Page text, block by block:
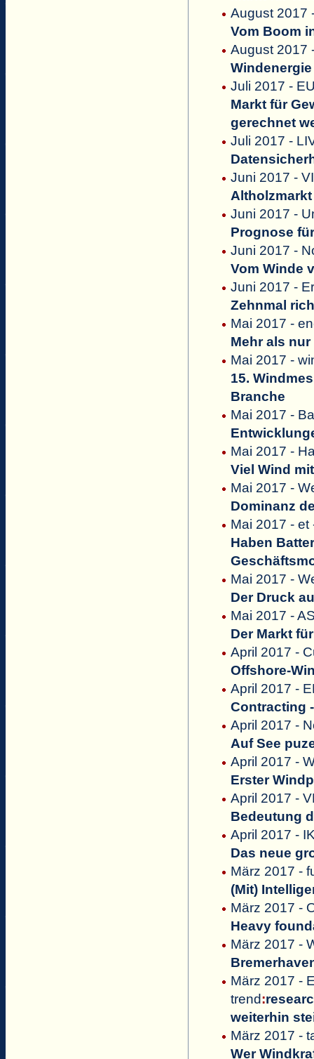
August 2017
Vom Boom
August 2017
Juli 2017 -
Markt für
gerechnet
Juli 2017 -
Juni 2017 -
Juni 2017 -
Prognose
Juni 2017 -
Vom Winde
Juni 2017 -
Zehnmal
Mai 2017 -
Mehr als
Mai 2017 -
15.
Branche
Mai 2017 -
Mai 2017 -
Viel Wind
Mai 2017 -
Dominanz
Mai 2017 - et
Haben
Mai 2017 -
Der Druck
Mai 2017 -
Der Markt
April 2017 -
Offshore-
April 2017 -
Contracting
April 2017 -
Auf See
April 2017 -
Erster
April 2017 -
Bedeutung
April 2017 -
Das neue
März 2017 -
(Mit)
März 2017 -
Heavy
März 2017 -
März 2017 -
trend:
weiterhin
März 2017 -
Wer